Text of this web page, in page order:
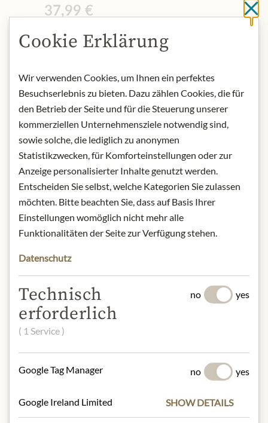
37,99 €
0.75 lt|(1 lt50,65 €)
- +
Přidat do košíku
NYNÍ SKLADEM
Art.Nr.:446920#1.000
POPIS
Origin: Austria / Kamptal
Contact: Weingut Bründlmayer/
Zwettler Str. 23/ 3550 Langenlois/
weingut@bruendlmayer.at
* Wir bitten um Verständnis, dass das
Produktdesign von der Abbildung
abweichen kann.
SLOŽENÍ A ALERGENY
Cookie Erklärung
Wir verwenden Cookies, um Ihnen ein perfektes
Besuchserlebnis zu bieten. Dazu zählen Cookies, die für
den Betrieb der Seite und für die Steuerung unserer
kommerziellen Unternehmensziele notwendig sind,
sowie solche, die lediglich zu anonymen
Statistikzwecken, für Komforteinstellungen oder zur
Anzeige personalisierter Inhalte genutzt werden.
Entscheiden Sie selbst, welche Kategorien Sie zulassen
möchten. Bitte beachten Sie, dass auf Basis Ihrer
Einstellungen womöglich nicht mehr alle
Funktionalitäten der Seite zur Verfügung stehen.
Datenschutz
Technisch
erforderlich
( 1 Service )
no yes
Google Tag Manager no yes
Google Ireland Limited SHOW DETAILS